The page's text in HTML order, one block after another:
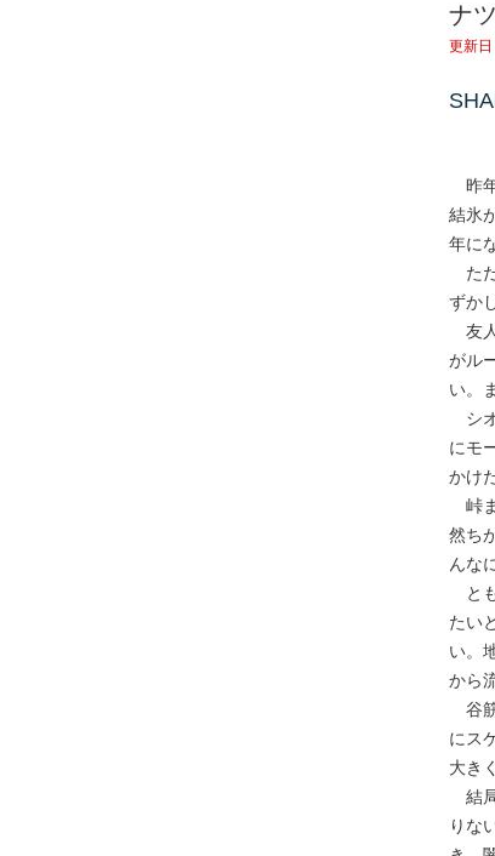
ナ
更新
昨
結氷
年に
た
ずか
友
がル
い。
シ
にモ
かけ
峠
然ち
んな
と
たい
い。
から
谷
にス
大き
結
りな